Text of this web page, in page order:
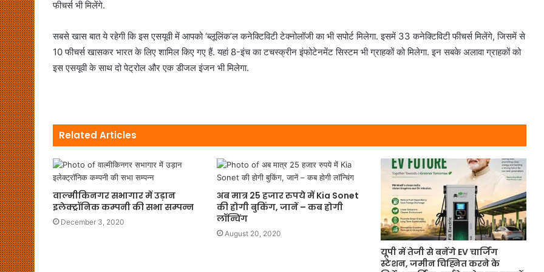
फीचर्स भी मिलेंगे.
सबसे खास बात ये रहेगी कि इस एसयूवी में आपको ‘ब्लूलिंक’ल कनेक्टिविटी टेक्नोलॉजी का भी सपोर्ट मिलेगा. इसमें 33 कनेक्टिविटी फीचर्स मिलेंगे, जिसमें से
10 फीचर्स खासकर भारत के लिए शामिल किए गए हैं. यहां 8-इंच का टचस्क्रीन इंफोटेनमेंट सिस्टम भी ग्राहकों को मिलेगा. इन सबके अलावा ग्राहकों को
इस एसयूवी के साथ दो पेट्रोल और एक डीजल इंजन भी मिलेगा.
Related Articles
वाल्मीकिनगर सभागार में उड़ान
इलेक्ट्रॉनिक कम्पनी की सभा सम्पन्न
December 3, 2020
अब मात्र 25 हजार रुपये में Kia Sonet
की होगी बुकिंग, जानें – कब होगी
लॉन्चिंग
August 20, 2020
यूपी में तेजी से बनेंगे EV चार्जिंग
स्टेशन, जमीन चिह्नित करने के